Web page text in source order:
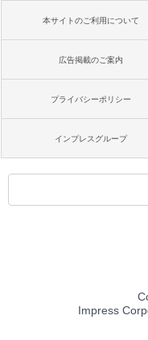
本サイトのご利用について
広告掲載のご案内
プライバシーポリシー
インプレスグループ
Impress